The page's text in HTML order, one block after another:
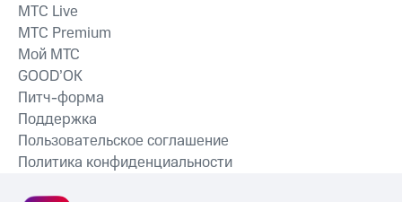
MTС Live
MTС Premium
Мой МТС
GOOD’OK
Питч-форма
Поддержка
Пользовательское соглашение
Политика конфиденциальности